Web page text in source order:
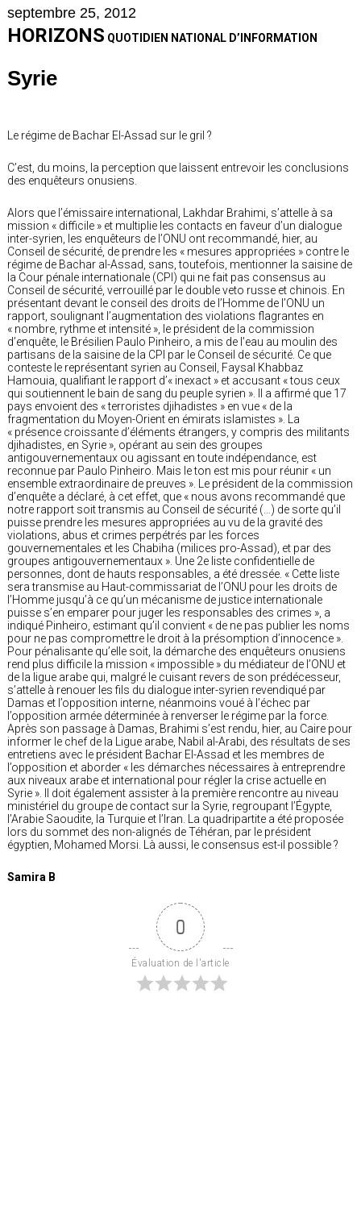
septembre 25, 2012
HORIZONS QUOTIDIEN NATIONAL D’INFORMATION
Syrie
Le régime de Bachar El-Assad sur le gril ?
C’est, du moins, la perception que laissent entrevoir les conclusions
des enquêteurs onusiens.
Alors que l’émissaire international, Lakhdar Brahimi, s’attelle à sa
mission « difficile » et multiplie les contacts en faveur d’un dialogue
inter-syrien, les enquêteurs de l’ONU ont recommandé, hier, au
Conseil de sécurité, de prendre les « mesures appropriées » contre le
régime de Bachar al-Assad, sans, toutefois, mentionner la saisine de
la Cour pénale internationale (CPI) qui ne fait pas consensus au
Conseil de sécurité, verrouillé par le double veto russe et chinois. En
présentant devant le conseil des droits de l’Homme de l’ONU un
rapport, soulignant l’augmentation des violations flagrantes en
« nombre, rythme et intensité », le président de la commission
d’enquête, le Brésilien Paulo Pinheiro, a mis de l’eau au moulin des
partisans de la saisine de la CPI par le Conseil de sécurité. Ce que
conteste le représentant syrien au Conseil, Faysal Khabbaz
Hamouia, qualifiant le rapport d’« inexact » et accusant « tous ceux
qui soutiennent le bain de sang du peuple syrien ». Il a affirmé que 17
pays envoient des « terroristes djihadistes » en vue « de la
fragmentation du Moyen-Orient en émirats islamistes ». La
« présence croissante d’éléments étrangers, y compris des militants
djihadistes, en Syrie », opérant au sein des groupes
antigouvernementaux ou agissant en toute indépendance, est
reconnue par Paulo Pinheiro. Mais le ton est mis pour réunir « un
ensemble extraordinaire de preuves ». Le président de la commission
d’enquête a déclaré, à cet effet, que « nous avons recommandé que
notre rapport soit transmis au Conseil de sécurité (…) de sorte qu’il
puisse prendre les mesures appropriées au vu de la gravité des
violations, abus et crimes perpétrés par les forces
gouvernementales et les Chabiha (milices pro-Assad), et par des
groupes antigouvernementaux ». Une 2e liste confidentielle de
personnes, dont de hauts responsables, a été dressée. « Cette liste
sera transmise au Haut-commissariat de l’ONU pour les droits de
l’Homme jusqu’à ce qu’un mécanisme de justice internationale
puisse s’en emparer pour juger les responsables des crimes », a
indiqué Pinheiro, estimant qu’il convient « de ne pas publier les noms
pour ne pas compromettre le droit à la présomption d’innocence ».
Pour pénalisante qu’elle soit, la démarche des enquêteurs onusiens
rend plus difficile la mission « impossible » du médiateur de l’ONU et
de la ligue arabe qui, malgré le cuisant revers de son prédécesseur,
s’attelle à renouer les fils du dialogue inter-syrien revendiqué par
Damas et l’opposition interne, néanmoins voué à l’échec par
l’opposition armée déterminée à renverser le régime par la force.
Après son passage à Damas, Brahimi s’est rendu, hier, au Caire pour
informer le chef de la Ligue arabe, Nabil al-Arabi, des résultats de ses
entretiens avec le président Bachar El-Assad et les membres de
l’opposition et aborder « les démarches nécessaires à entreprendre
aux niveaux arabe et international pour régler la crise actuelle en
Syrie ». Il doit également assister à la première rencontre au niveau
ministériel du groupe de contact sur la Syrie, regroupant l’Égypte,
l’Arabie Saoudite, la Turquie et l’Iran. La quadripartite a été proposée
lors du sommet des non-alignés de Téhéran, par le président
égyptien, Mohamed Morsi. Là aussi, le consensus est-il possible ?
Samira B
0
Évaluation de l'article